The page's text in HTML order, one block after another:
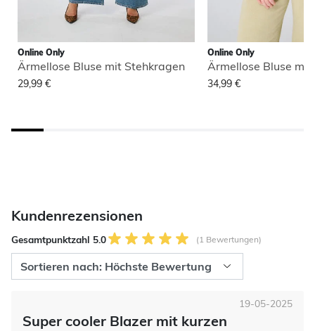
Online Only
Ärmellose Bluse mit Stehkragen
29,99 €
Online Only
Ärmellose Bluse
34,99 €
Kundenrezensionen
Gesamtpunktzahl 5.0 (1 Bewertungen)
Super cooler Blazer mit kurzen
19-05-2025